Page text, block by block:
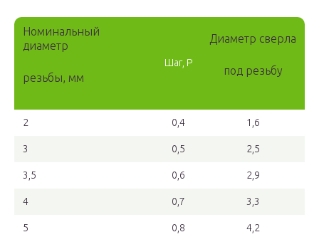
Номинальный
диаметр
резьбы, мм
Шаг, P
Диаметр сверла
под резьбу
2 0,4 1,6
3 0,5 2,5
3,5 0,6 2,9
4 0,7 3,3
5 0,8 4,2